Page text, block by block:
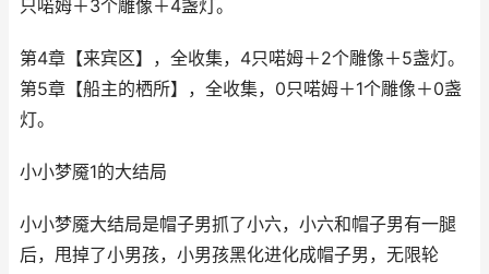
只喏姆＋3个雕像＋4盏灯。
第4章【来宾区】，全收集，4只喏姆＋2个雕像＋5盏灯。
第5章【船主的栖所】，全收集，0只喏姆＋1个雕像＋0盏
灯。
小小梦魇1的大结局
小小梦魇大结局是帽子男抓了小六，小六和帽子男有一腿
后，甩掉了小男孩，小男孩黑化进化成帽子男，无限轮